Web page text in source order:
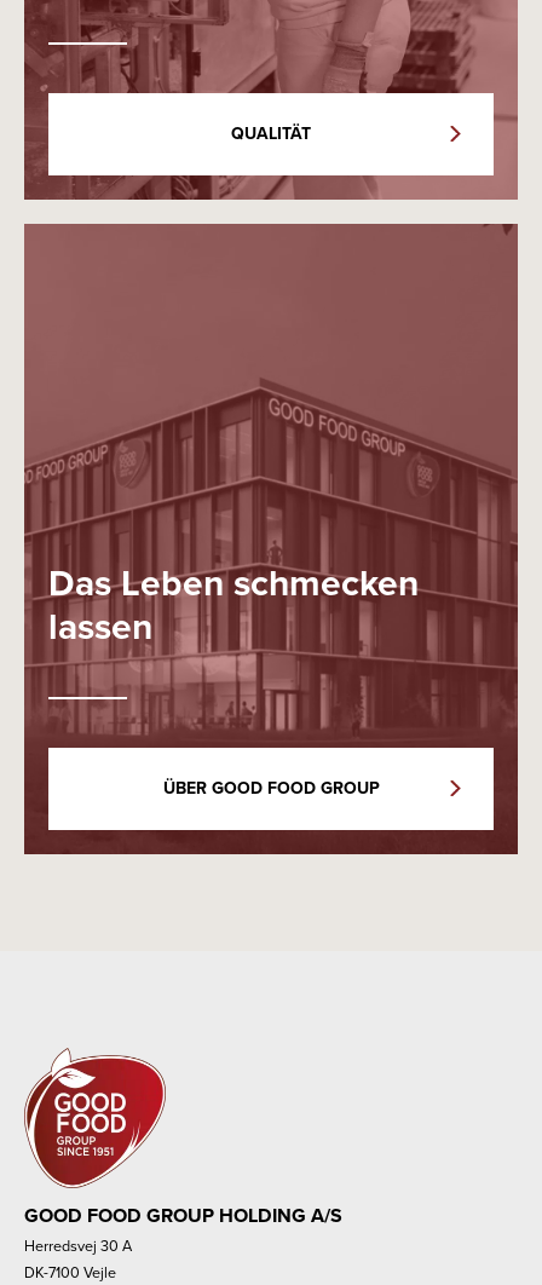
QUALITÄT
Das Leben schmecken
lassen
ÜBER GOOD FOOD GROUP
GOOD FOOD GROUP HOLDING A/S
Herredsvej 30 A
DK-7100 Vejle